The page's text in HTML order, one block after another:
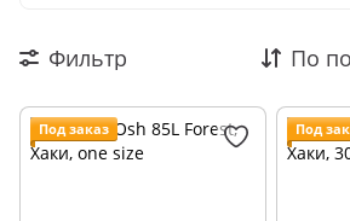
Рюкзаки для 1-3 дневных походов
Рюкзаки для бушкрафта
Фильтр По
Под заказ Под